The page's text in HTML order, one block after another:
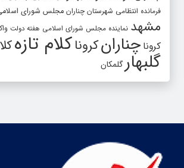
فرمانده انتظامی شهرستان چناران مجلس شورای
مشهد نماینده مجلس شورای اسلامی هفته دولت
کرونا چنارانکروناکلام تازه
گلبهار گلمکان